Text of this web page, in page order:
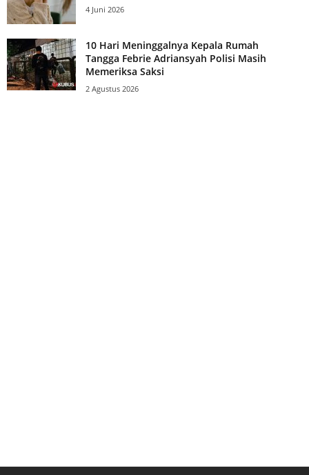
4 Juni 2026
10 Hari Meninggalnya Kepala Rumah
Tangga Febrie Adriansyah Polisi Masih
Memeriksa Saksi
2 Agustus 2026